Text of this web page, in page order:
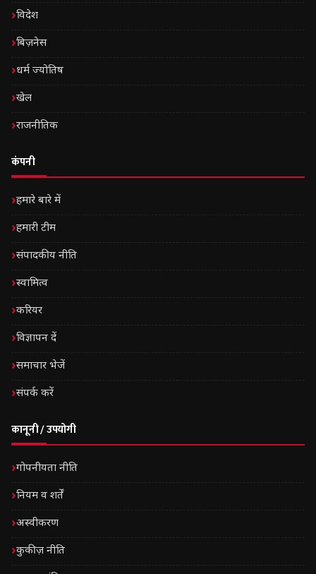
विदेश
बिज़नेस
धर्म ज्योतिष
खेल
राजनीतिक
कंपनी
हमारे बारे में
हमारी टीम
संपादकीय नीति
स्वामित्व
करियर
विज्ञापन दें
समाचार भेजें
संपर्क करें
कानूनी / उपयोगी
गोपनीयता नीति
नियम व शर्तें
अस्वीकरण
कुकीज़ नीति